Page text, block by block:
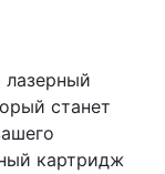
станет
картридж